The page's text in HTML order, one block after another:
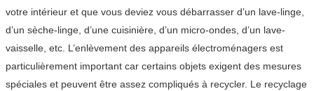
votre intérieur et que vous deviez vous débarrasser d’un lave-linge,
d’un sèche-linge, d’une cuisinière, d’un micro-ondes, d’un lave-
vaisselle, etc. L’enlèvement des appareils électroménagers est
particulièrement important car certains objets exigent des mesures
spéciales et peuvent être assez compliqués à recycler. Le recyclage